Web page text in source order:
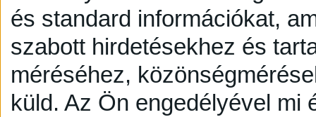
és standard információkat,
szabott hirdetésekhez és
méréséhez,
küld. Az Ön engedélyével mi